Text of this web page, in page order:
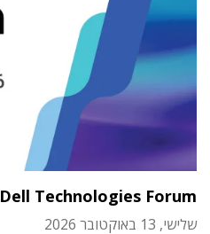
Dell Technologies Forum
שלישי, 13 באוקטובר 2026